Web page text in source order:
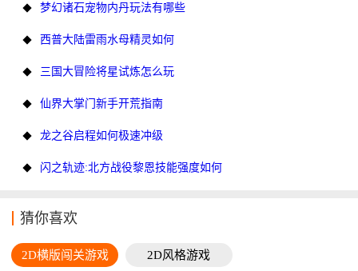
梦幻诸石宠物内丹玩法有哪些
西普大陆雷雨水母精灵如何
三国大冒险将星试炼怎么玩
仙界大掌门新手开荒指南
龙之谷启程如何极速冲级
闪之轨迹:北方战役黎恩技能强度如何
猜你喜欢
2D横版闯关游戏 2D风格游戏